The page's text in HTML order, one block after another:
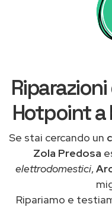
Hotpoint a
Se stai cercando un
Zola Predosa
elettrodomestici,
Ripariamo e